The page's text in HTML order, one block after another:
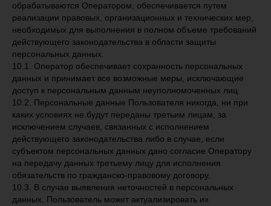
обрабатываются Оператором, обеспечивается путем
реализации правовых, организационных и технических мер,
необходимых для выполнения в полном объеме требований
действующего законодательства в области защиты
персональных данных.
10.1. Оператор обеспечивает сохранность персональных
данных и принимает все возможные меры, исключающие
доступ к персональным данным неуполномоченных лиц.
10.2. Персональные данные Пользователя никогда, ни при
каких условиях не будут переданы третьим лицам, за
исключением случаев, связанных с исполнением
действующего законодательства либо в случае, если
субъектом персональных данных дано согласие Оператору
на передачу данных третьему лицу для исполнения
обязательств по гражданско-правовому договору.
10.3. В случае выявления неточностей в персональных
данных, Пользователь может актуализировать их